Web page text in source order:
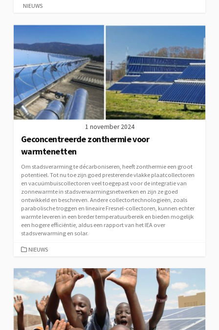
NIEUWS
1 november 2024
Geconcentreerde zonthermie voor
warmtenetten
Om stadsverarming te décarboniseren, heeft zonthermie een groot
potentieel. Tot nu toe zijn goed presterende vlakke plaatcollectoren
en vacuümbuiscollectoren veel toegepast voor de integratie van
zonnewarmte in stadsverwarmingsnetwerken en zijn ze goed
ontwikkeld en beschreven. Andere collectortechnologieën, zoals
parabolische troggen en lineaire Fresnel-collectoren, kunnen echter
warmte leveren in een breder temperatuurbereik en bieden mogelijk
een hogere efficiëntie, aldus een rapport van het IEA over
stadsverwarming en solar.
CATEGORIEËN
NIEUWS